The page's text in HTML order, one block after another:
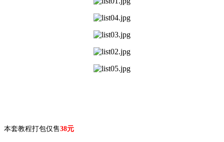
本套教程打包仅售38元